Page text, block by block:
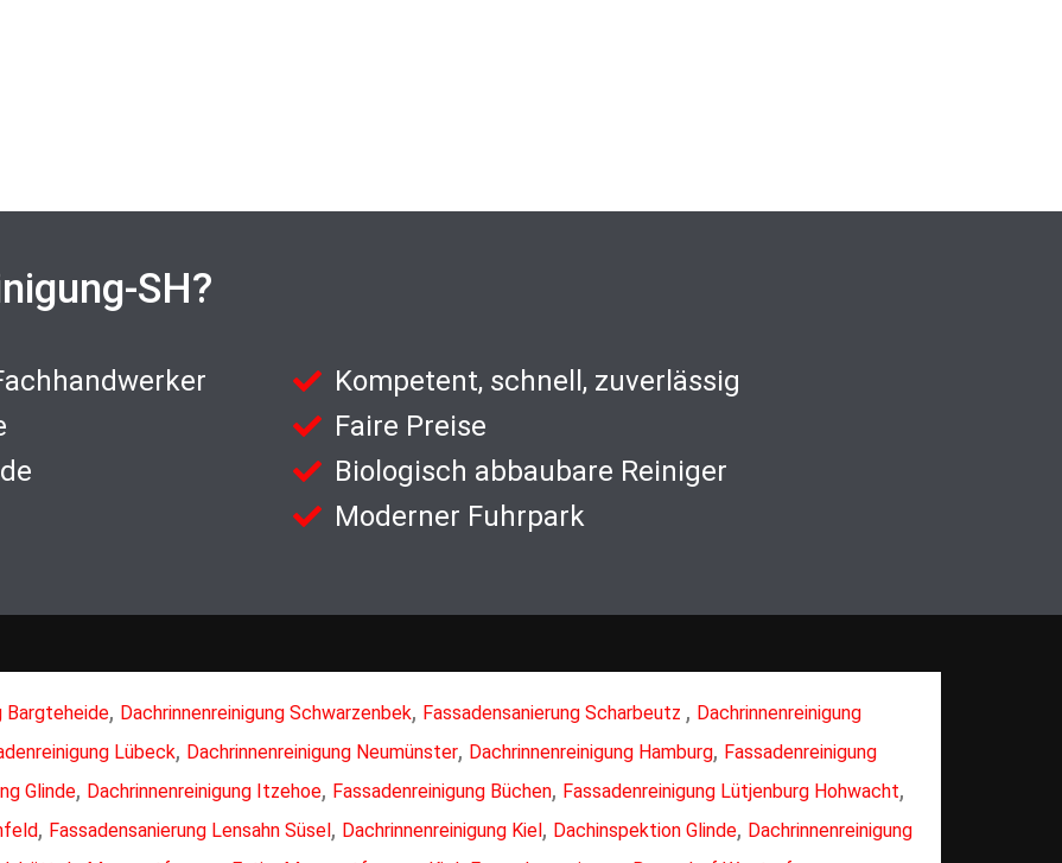
SH?
Kompetent, schnell, zuverlässig
Faire Preise
Biologisch abbaubare Reiniger
Moderner Fuhrpark
Bargteheide, Dachrinnenreinigung Schwarzenbek, Fassadensanierung Scharbeutz , Dachrinnenreinigung
Lübeck, Dachrinnenreinigung Neumünster, Dachrinnenreinigung Hamburg, Fassadenreinigung
Glinde, Dachrinnenreinigung Itzehoe, Fassadenreinigung Büchen, Fassadenreinigung Lütjenburg Hohwacht,
, Fassadensanierung Lensahn Süsel , Dachrinnenreinigung Kiel , Dachinspektion Glinde, Dachrinnenreinigung